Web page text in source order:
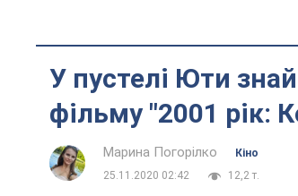
У пустелі Юти
фільму "2001 рік:
Марина Погорілко
Кіно
25.11.2020 02:42
12,2 т.